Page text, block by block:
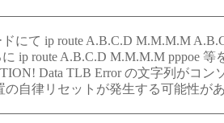
にて ip route A.B.C.D M.M.M.M
ip route A.B.C.D M.M.M.M pppoe 等
Data TLB Error の文字列がコン
の自律リセットが発生する可能性が